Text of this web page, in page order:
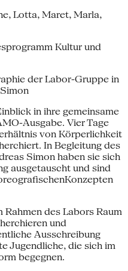
Lotta, Maret, Marla,
Kultur und
der Labor-Gruppe in
in ihre gemeinsame
Ausgabe. Vier Tage
von Körperlichkeit
In Begleitung des
Simon haben sie sich
ausgetauscht und sind
des Labors Raum
und
Ausschreibung
Jugendliche, die sich im
begegnen.